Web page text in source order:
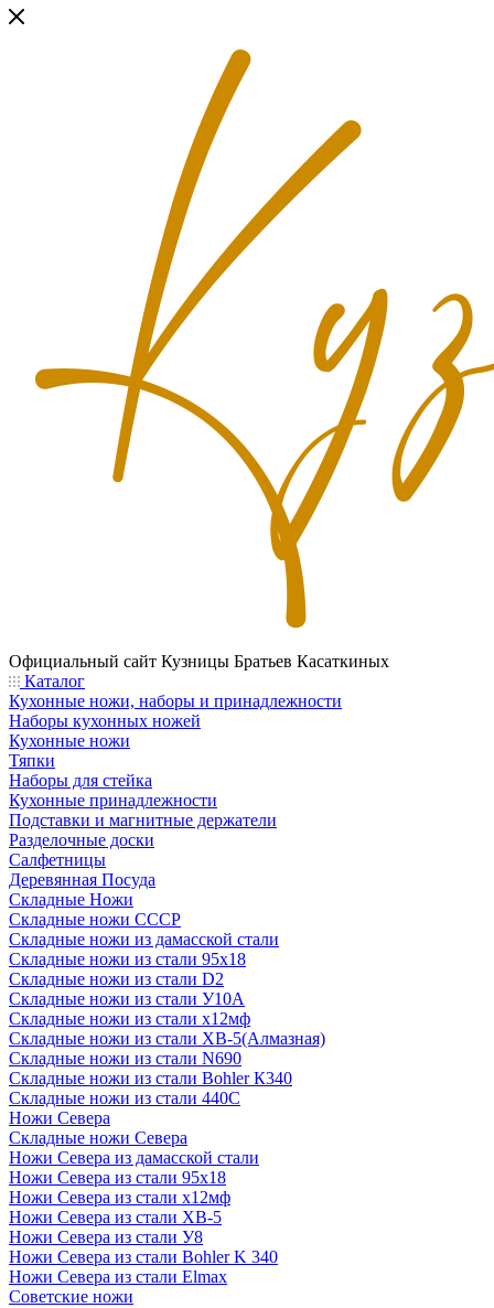
Официальный сайт Кузницы Братьев Касаткиных
Каталог
Кухонные ножи, наборы и принадлежности
Наборы кухонных ножей
Кухонные ножи
Тяпки
Наборы для стейка
Кухонные принадлежности
Подставки и магнитные держатели
Разделочные доски
Салфетницы
Деревянная Посуда
Складные Ножи
Cкладные ножи СССР
Складные ножи из дамасской стали
Складные ножи из стали 95х18
Складные ножи из стали D2
Складные ножи из стали У10А
Складные ножи из стали х12мф
Складные ножи из стали ХВ-5(Алмазная)
Складные ножи из стали N690
Складные ножи из стали Bohler К340
Складные ножи из стали 440С
Ножи Севера
Складные ножи Севера
Ножи Севера из дамасской стали
Ножи Севера из стали 95х18
Ножи Севера из стали х12мф
Ножи Севера из стали ХВ-5
Ножи Севера из стали У8
Ножи Севера из стали Bohler K 340
Ножи Севера из стали Elmax
Советские ножи